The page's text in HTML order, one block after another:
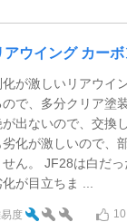
アウイング カー
化が激しいリアウイ
ので、多分クリア塗
が出ないので、交換
劣化が激しいので、
せん。 JF28は白だ
が目立ちま ...
度 10